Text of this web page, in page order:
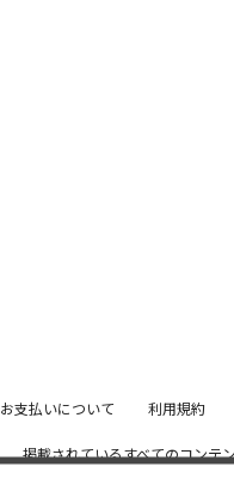
お支払いについて 利用規約
掲載されているすべてのコンテ